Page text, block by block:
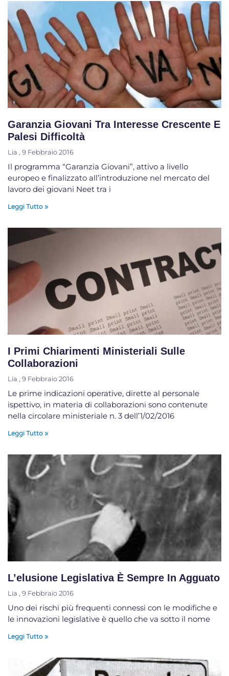
Garanzia Giovani Tra Interesse Crescente E
Palesi Difficoltà
Lia 9 Febbraio 2016
Il programma “Garanzia Giovani”, attivo a livello
europeo e finalizzato all’introduzione nel mercato del
lavoro dei giovani Neet tra i
Leggi Tutto »
I Primi Chiarimenti Ministeriali Sulle
Collaborazioni
Lia 9 Febbraio 2016
Le prime indicazioni operative, dirette al personale
ispettivo, in materia di collaborazioni sono contenute
nella circolare ministeriale n. 3 dell’1/02/2016
Leggi Tutto »
L’elusione Legislativa È Sempre In Agguato
Lia 9 Febbraio 2016
Uno dei rischi più frequenti connessi con le modifiche e
le innovazioni legislative è quello che va sotto il nome
Leggi Tutto »